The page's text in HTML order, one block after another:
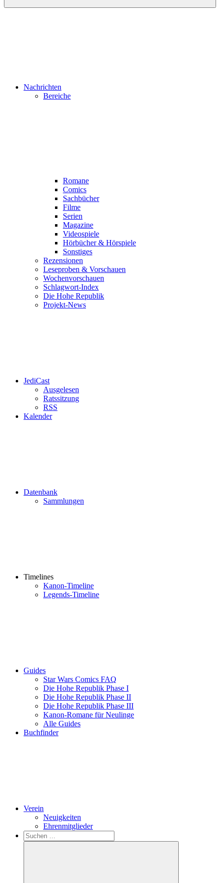
Nachrichten
Bereiche
Romane
Comics
Sachbücher
Filme
Serien
Magazine
Videospiele
Hörbücher & Hörspiele
Sonstiges
Rezensionen
Leseproben & Vorschauen
Wochenvorschauen
Schlagwort-Index
Die Hohe Republik
Projekt-News
JediCast
Ausgelesen
Ratssitzung
RSS
Kalender
Datenbank
Sammlungen
Timelines
Kanon-Timeline
Legends-Timeline
Guides
Star Wars Comics FAQ
Die Hohe Republik Phase I
Die Hohe Republik Phase II
Die Hohe Republik Phase III
Kanon-Romane für Neulinge
Alle Guides
Buchfinder
Verein
Neuigkeiten
Ehrenmitglieder
Search
Suchen
nach: